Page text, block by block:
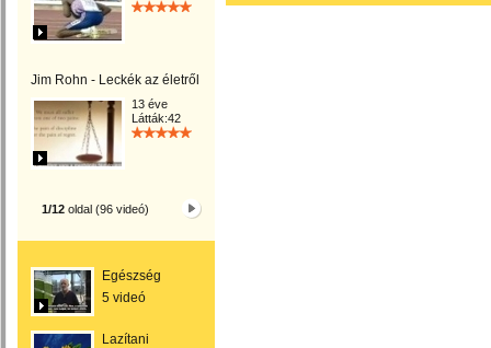
Jim Rohn - Leckék az életről
13 éve
Látták:42
1/12 oldal (96 videó)
Egészség
5 videó
Lazítani